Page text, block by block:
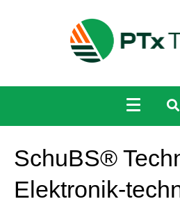
SchuBS®
Elektronik-